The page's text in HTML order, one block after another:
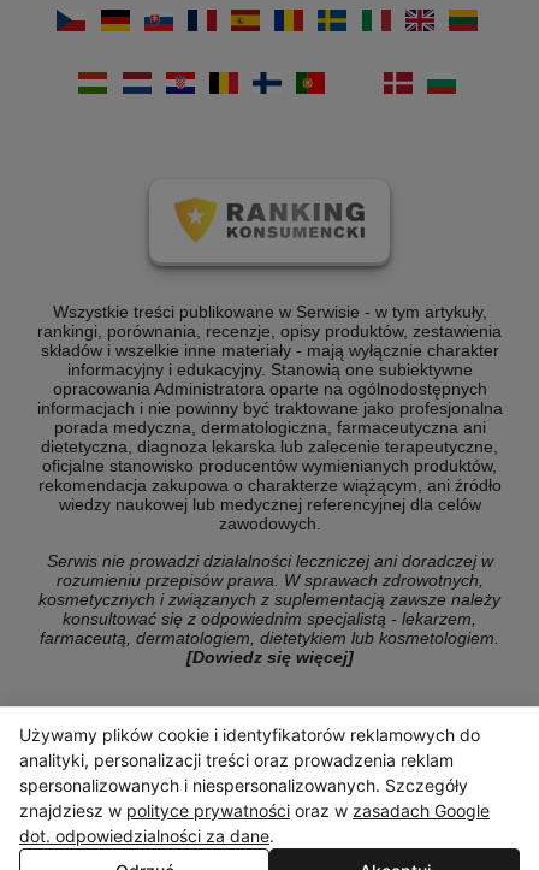
Wszystkie treści publikowane w Serwisie - w tym artykuły,
rankingi, porównania, recenzje, opisy produktów, zestawienia
składów i wszelkie inne materiały - mają wyłącznie charakter
informacyjny i edukacyjny. Stanowią one subiektywne
opracowania Administratora oparte na ogólnodostępnych
informacjach i nie powinny być traktowane jako profesjonalna
porada medyczna, dermatologiczna, farmaceutyczna ani
dietetyczna, diagnoza lekarska lub zalecenie terapeutyczne,
oficjalne stanowisko producentów wymienianych produktów,
rekomendacja zakupowa o charakterze wiążącym, ani źródło
wiedzy naukowej lub medycznej referencyjnej dla celów
zawodowych.
Serwis nie prowadzi działalności leczniczej ani doradczej w
rozumieniu przepisów prawa. W sprawach zdrowotnych,
kosmetycznych i związanych z suplementacją zawsze należy
konsultować się z odpowiednim specjalistą - lekarzem,
farmaceutą, dermatologiem, dietetykiem lub kosmetologiem.
[Dowiedz się więcej]
© Copyright 2026 ranking-konsumencki.pl
Używamy plików cookie i identyfikatorów reklamowych do
analityki, personalizacji treści oraz prowadzenia reklam
spersonalizowanych i niespersonalizowanych. Szczegóły
znajdziesz w polityce prywatności oraz w zasadach Google
dot. odpowiedzialności za dane.